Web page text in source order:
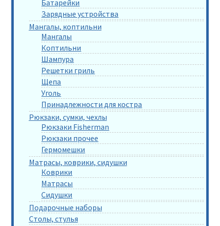
Батарейки
Зарядные устройства
Мангалы, коптильни
Мангалы
Коптильни
Шампура
Решетки гриль
Щепа
Уголь
Принадлежности для костра
Рюкзаки, сумки, чехлы
Рюкзаки Fisherman
Рюкзаки прочее
Гермомешки
Матрасы, коврики, сидушки
Коврики
Матрасы
Сидушки
Подарочные наборы
Столы, стулья